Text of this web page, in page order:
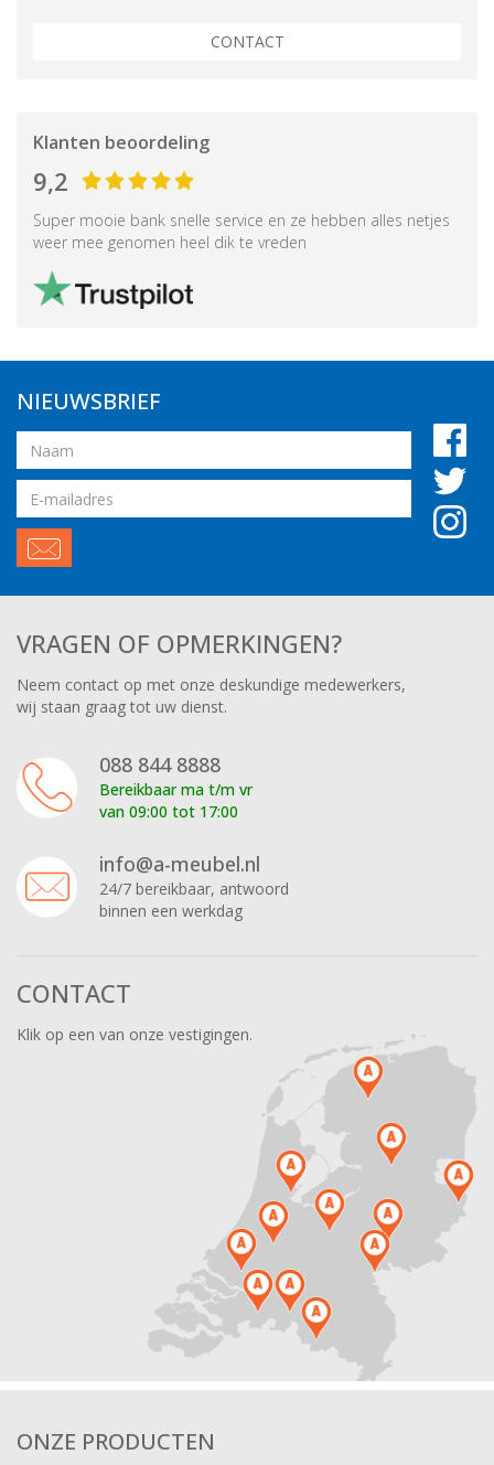
CONTACT
Klanten beoordeling
9,2
Super mooie bank snelle service en ze hebben alles netjes
weer mee genomen heel dik te vreden
NIEUWSBRIEF
Naam
Email
adres
VRAGEN OF OPMERKINGEN?
Neem contact op met onze deskundige medewerkers,
wij staan graag tot uw dienst.
088 844 8888
Bereikbaar ma t/m vr
van 09:00 tot 17:00
info@a-meubel.nl
24/7 bereikbaar, antwoord
binnen een werkdag
CONTACT
Klik op een van onze vestigingen.
ONZE PRODUCTEN